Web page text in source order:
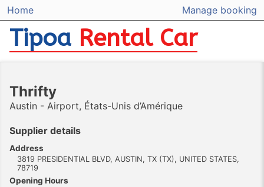
Home Manage booking
Tipoa Rental Car
Thrifty
Austin - Airport, États-Unis d’Amérique
Supplier details
Address
3819 PRESIDENTIAL BLVD, AUSTIN, TX (TX), UNITED STATES,
78719
Opening Hours